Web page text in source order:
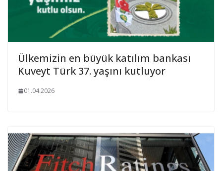
Ülkemizin en büyük katılım bankası
Kuveyt Türk 37. yaşını kutluyor
01.04.2026